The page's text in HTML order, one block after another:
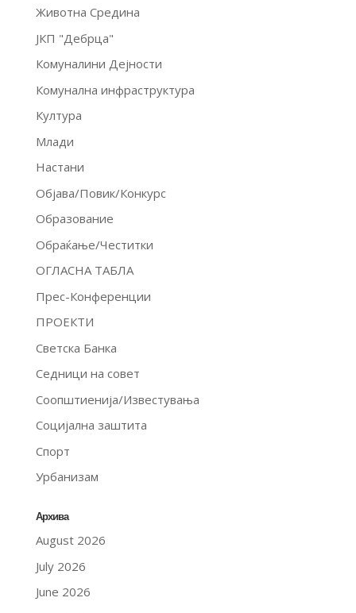
Животна Средина
ЈКП "Дебрца"
Комуналини Дејности
Комунална инфраструктура
Култура
Млади
Настани
Објава/Повик/Конкурс
Образование
Обраќање/Честитки
ОГЛАСНА ТАБЛА
Прес-Конференции
ПРОЕКТИ
Светска Банка
Седници на совет
Соопштиенија/Известувања
Социјална заштита
Спорт
Урбанизам
Архива
August 2026
July 2026
June 2026